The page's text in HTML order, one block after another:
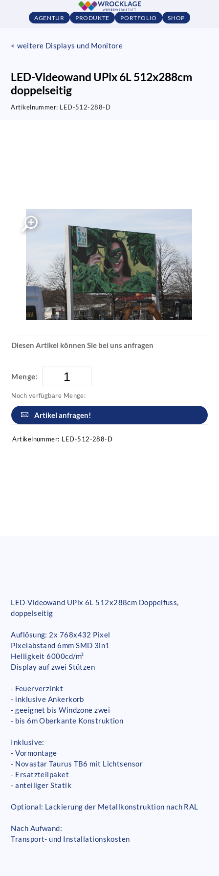
AGENTUR PRODUKTE PORTFOLIO SHOP
< weitere Displays und Monitore
LED-Videowand UPix 6L 512x288cm
doppelseitig
Artikelnummer: LED-512-288-D
Diesen Artikel können Sie bei uns anfragen
Menge:
Noch verfügbare Menge:
Artikel anfragen!
Artikelnummer: LED-512-288-D
LED-Videowand UPix 6L 512x288cm Doppelfuss,
doppelseitig
Auflösung: 2x 768x432 Pixel
Pixelabstand 6mm SMD 3in1
Helligkeit 6000cd/m²
Display auf zwei Stützen
- Feuerverzinkt
- inklusive Ankerkorb
- geeignet bis Windzone zwei
- bis 6m Oberkante Konstruktion
Inklusive:
- Vormontage
- Novastar Taurus TB6 mit Lichtsensor
- Ersatzteilpaket
- anteiliger Statik
Optional: Lackierung der Metallkonstruktion nach RAL
Nach Aufwand:
Transport- und Installationskosten